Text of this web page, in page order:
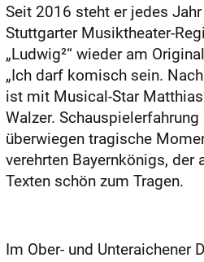
Seit 2016 steht er jedes
Stuttgarter Musiktheater-
„Ludwig²“ wieder am
„Ich darf komisch sein.
ist mit Musical-Star
Walzer.
überwiegen tragische
verehrten Bayernkönigs,
Texten schön zum Tragen.
Im Ober- und